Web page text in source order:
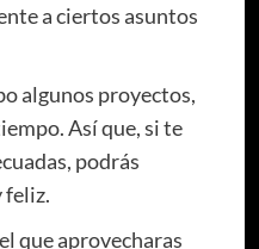
a ciertos asuntos
algunos proyectos,
Así que, si te
podrás
feliz.
que aprovecharas